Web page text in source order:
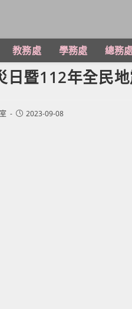
教務處 學務處 總務
日暨112年全民
Post2023-09-08